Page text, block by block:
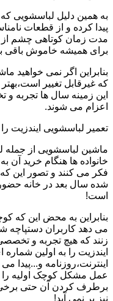
به همین دلیل لباسشویی
پیدا کرده و از قطعات
مدت زمان کوتاهی چشم از
برای همیشه خاموش باقی
بنابراین اگر نمی خواهید
که غیرقابل تغییر
این زمینه سال ها تجربه
اعزام می شوند.
تعمیر لباسشویی ایندزیت
ماشین لباسشویی از
خانواده ها هنگام خرید آن
فکر می کنند و تصور این
شده سال بعد در خانه
است!
بنابراین به محض این که
می دهد کاربران
زنند که هیچ تجربه و
ایندزیت را به اولین
اینترنت،روزنامه و...پیدا
عمل مشکل کوچک اولیه را
برطرف کردن آن حتی برخی
نیز بر نمی آید!